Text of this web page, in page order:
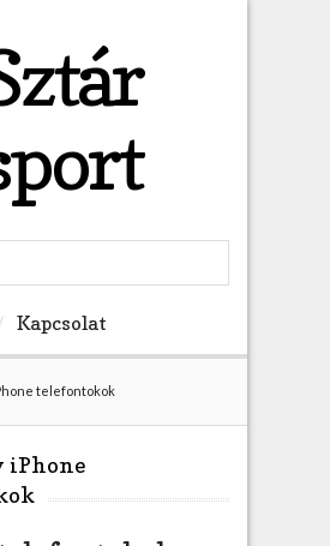
e
h
Kapcsolat
telefontokok
iPhone